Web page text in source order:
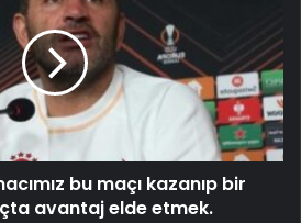
bu maçı kazanıp bir
avantaj elde etmek.